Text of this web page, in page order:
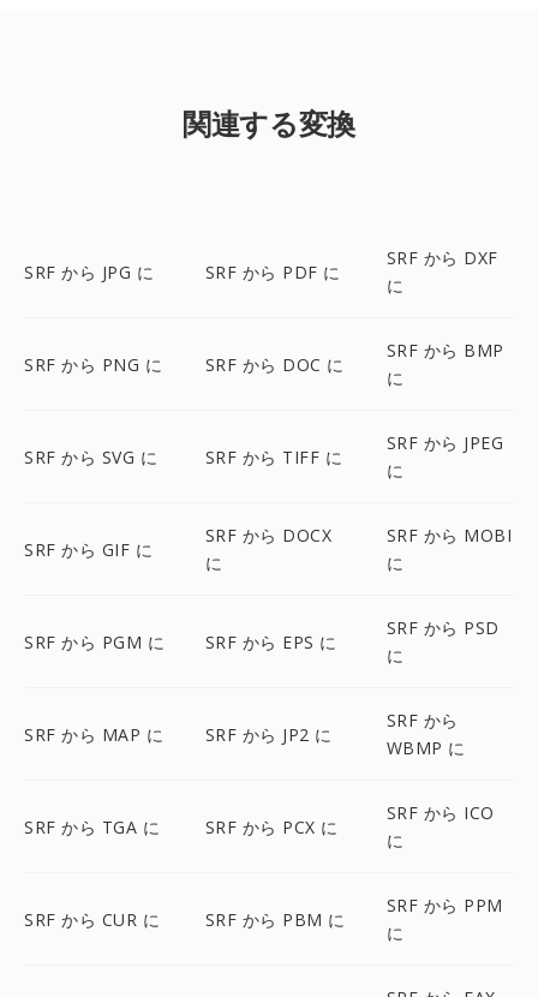
関連する変換
SRF から JPG に SRF から PDF に
SRF から DXF
に
SRF から PNG に SRF から DOC に
SRF から BMP
に
SRF から SVG に SRF から TIFF に
SRF から JPEG
に
SRF から GIF に
SRF から DOCX
に
SRF から MOBI
に
SRF から PGM に SRF から EPS に
SRF から PSD
に
SRF から MAP に SRF から JP2 に
SRF から
WBMP に
SRF から TGA に SRF から PCX に
SRF から ICO
に
SRF から CUR に SRF から PBM に
SRF から PPM
に